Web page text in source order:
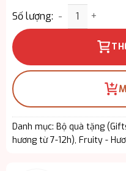
Số lượng: Giftset Gucci
Danh mục: Bộ quà tặng
hương từ 7-12h), Fruity -